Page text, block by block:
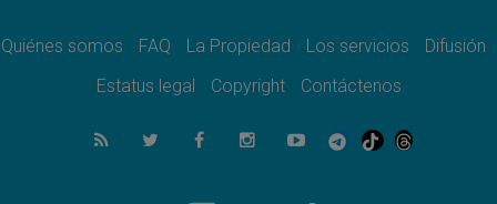
como misión al servicio del Evangelio
SIGNIS 2026, dar voz a las religiosas en el
07.08.2026
Lanzan un proyecto de empoderamiento
Quiénes somos FAQ La Propiedad Los servicios
Difusión
Estatus legal
Copyright Contáctenos